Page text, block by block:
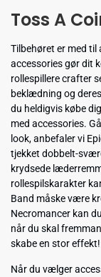
Toss A
Tilbehøret er med til
accessories gør dit
rollespillere crafter
beklædning og
du heldigvis købe
med accessories.
look, anbefaler vi
tjekket dobbelt-
krydsede
rollespilskarakter
Band måske være
Necromancer kan
når du skal
skabe en stor effekt!
Når du vælger